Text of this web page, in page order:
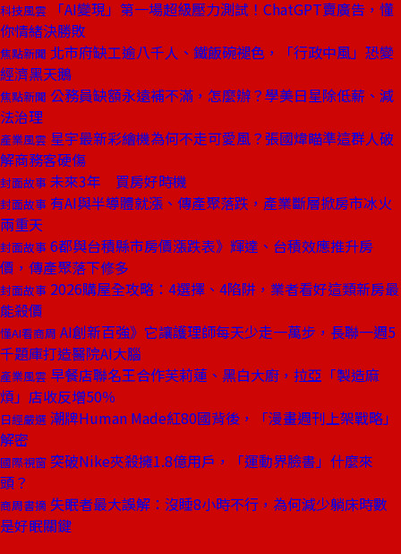
科技風雲
「AI變現」第一場超級壓力測試！ChatGPT賣廣告，懂
你情緒決勝敗
焦點新聞 北市府缺工逾八千人、鐵飯碗褪色，「行政中風」恐變
經濟黑天鵝
焦點新聞 公務員缺額永遠補不滿，怎麼辦？學美日星除低薪、減
法治理
產業風雲 星宇最新彩繪機為何不走可愛風？張國煒瞄準這群人破
解商務客硬傷
封面故事 未來3年 買房好時機
封面故事 有AI與半導體就漲、傳產聚落跌，產業斷層掀房市冰火
兩重天
封面故事 6都與台積縣市房價漲跌表》輝達、台積效應推升房
價，傳產聚落下修多
封面故事 2026購屋全攻略：4選擇、4陷阱，業者看好這類新房最
能殺價
懂AI看商周 AI創新百強》它讓護理師每天少走一萬步，長聯一週5
千題庫打造醫院AI大腦
產業風雲 早餐店聯名王合作芙莉蓮、黑白大廚，拉亞「製造麻
煩」店收反增50％
日經嚴選 潮牌Human Made紅80國背後，「漫畫週刊上架戰略」
解密
國際視窗 突破Nike夾殺擁1.8億用戶，「運動界臉書」什麼來
頭？
商周書摘 失眠者最大誤解：沒睡8小時不行，為何減少躺床時數
是好眠關鍵